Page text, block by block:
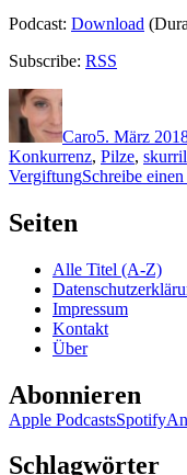
Podcast: Download
Subscribe: RSS
Autor
Caro5. März
Konkurrenz, Pilze, skurril
VergiftungSchreibe
Seiten
Alle Titel (A-Z)
Impressum
Kontakt
Über
Abonnieren
Apple PodcastsSpotify
Schlagwörter